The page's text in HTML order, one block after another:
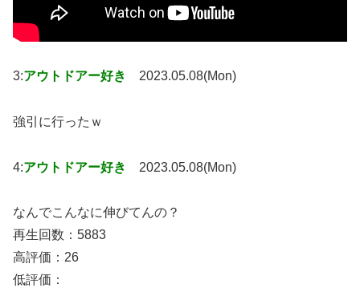
3:アウトドアー好き 2023.05.08(Mon)
強引に行ったｗ
4:アウトドアー好き 2023.05.08(Mon)
なんでこんなに伸びてんの？
再生回数：5883
高評価：26
低評価：